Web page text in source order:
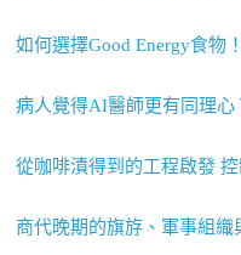
如何選擇Good Energy食物
病人覺得AI醫師更有同理心
從咖啡漬得到的工程啟發
商代晚期的旗斿、軍事組織